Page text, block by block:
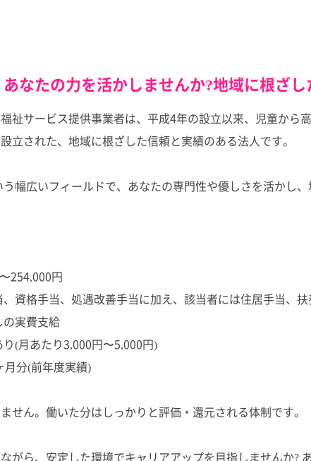
なたの力を活かしませんか?地域に根ざ
祉サービス提供事業者は、平成4年の設立以来、児童か
立された、地域に根ざした信頼と実績のある法人です。
幅広いフィールドで、あなたの専門性や優しさを活かし
254,000円
資格手当、処遇改善手当に加え、該当者には住居手当、
実費支給
(月あたり3,000円〜5,000円)
月分(前年度実績)
せん。働いた分はしっかりと評価・還元される体制です。
がら、安定した環境でキャリアアップを目指しませんか?